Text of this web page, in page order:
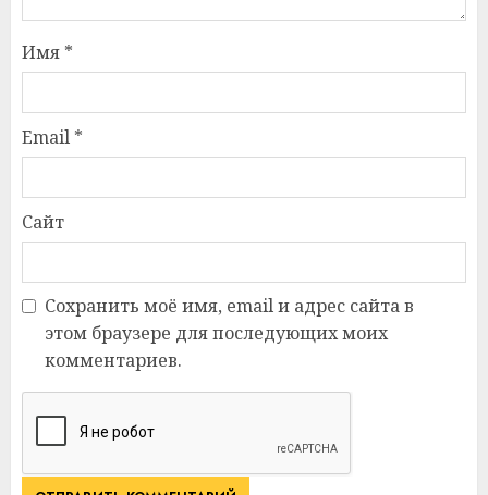
Имя *
Email *
Сайт
Сохранить моё имя, email и адрес сайта в
этом браузере для последующих моих
комментариев.